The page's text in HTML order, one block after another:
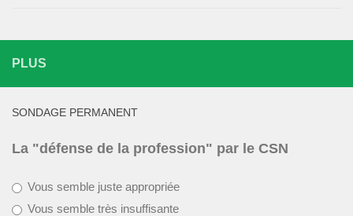
PLUS
SONDAGE PERMANENT
La "défense de la profession" par le CSN
Vous semble juste appropriée
Vous semble très insuffisante